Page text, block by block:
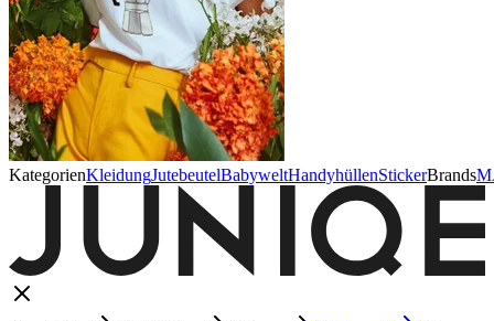
KategorienKleidungJutebeutelBabyweltHandyhüllenStickerBrands